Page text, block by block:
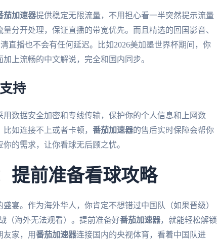
茄加速器提供稳定无限流量，不用担心看一半突然提示流量
分开处理，保证直播的带宽优先。而且精选的回国影音、
直播也不会有任何延迟。比如2026美加墨世界杯期间，你
上流畅的中文解说，完全和国内同步。
持
用数据安全加密和专线传输，保护你的个人信息和上网数
如连接不上或者卡顿， 番茄加速器的售后实时保障会帮你
的需求，让你看球无后顾之忧。
提前准备看球攻略
宴。作为海外华人，你肯定不想错过中国队（如果晋级）
（海外无法观看）。提前准备好番茄加速器，就能轻松解锁
友家，用番茄加速器连接国内的央视体育，看着中国队进